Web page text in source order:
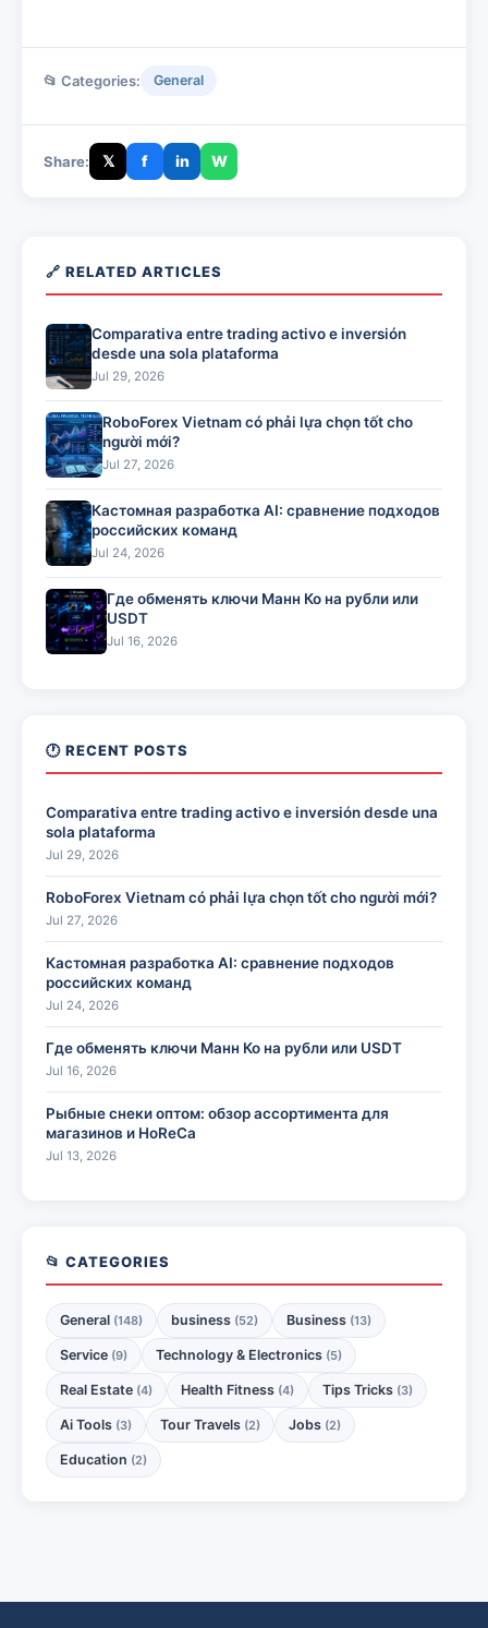
📂 Categories: General
Share: 𝕏 f in W
🔗 RELATED ARTICLES
Comparativa entre trading activo e inversión
desde una sola plataforma
Jul 29, 2026
RoboForex Vietnam có phải lựa chọn tốt cho
người mới?
Jul 27, 2026
Кастомная разработка AI: сравнение подходов
российских команд
Jul 24, 2026
Где обменять ключи Манн Ко на рубли или
USDT
Jul 16, 2026
🕐 RECENT POSTS
Comparativa entre trading activo e inversión desde una
sola plataforma
Jul 29, 2026
RoboForex Vietnam có phải lựa chọn tốt cho người mới?
Jul 27, 2026
Кастомная разработка AI: сравнение подходов
российских команд
Jul 24, 2026
Где обменять ключи Манн Ко на рубли или USDT
Jul 16, 2026
Рыбные снеки оптом: обзор ассортимента для
магазинов и HoReCa
Jul 13, 2026
📂 CATEGORIES
General (148) business (52) Business (13)
Service (9) Technology & Electronics (5)
Real Estate (4) Health Fitness (4) Tips Tricks (3)
Ai Tools (3) Tour Travels (2) Jobs (2)
Education (2)